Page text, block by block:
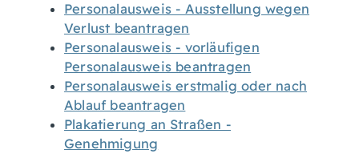
Personalausweis - Ausstellung wegen
Verlust beantragen
Personalausweis - vorläufigen
Personalausweis beantragen
Personalausweis erstmalig oder nach
Ablauf beantragen
Plakatierung an Straßen -
Genehmigung